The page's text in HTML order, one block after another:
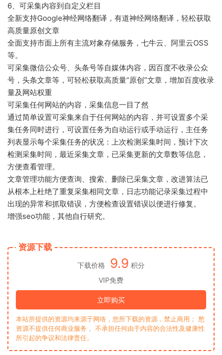
6、可采集内容到自定义栏目
全新支持Google神经网络翻译，有道神经网络翻译，轻松获取
高质量原创文章
全面支持市面上所有主流对象存储服务，七牛云、阿里云OSS
等。
可采集微信公众号、头条号等自媒体内容，因百度不收录公众
号，头条文章等，可轻松获取高质量“原创”文章，增加百度收录
量及网站权重
可采集任何网站的内容，采集信息一目了然
通过简单设置可采集来自于任何网站的内容，并可设置多个采
集任务同时进行，可设置任务为自动运行或手动运行，主任务
列表显示每个采集任务的状况：上次检测采集时间，预计下次
检测采集时间，最近采集文章，已采集更新的文章数等信息，
方便查看管理。
文章管理功能方便查询、搜索、删除已采集文章，改进算法已
从根本上杜绝了重复采集相同文章，日志功能记录采集过程中
出现的异常和抓取错误，方便检查设置错误以便进行修复。
增强seo功能，其他自行研究。
资源下载
下载价格 9.9 积分
VIP免费
立即购买
本站所提供的资源均来源于网络，您所下载的资源，禁止商用； 愁
资源不提供任何商业服务， 不承担任何由于内容的合法性及健康性
所引起的争议和法律责任。